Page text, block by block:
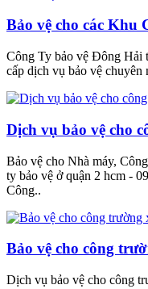
Bảo vệ cho các Khu
Công Ty bảo vệ Đông Hải
cấp dịch vụ bảo vệ
Dịch vụ bảo vệ cho
Bảo vệ cho Nhà máy,
ty bảo vệ ở quận 2 hcm -
Công..
Bảo vệ cho công
Dịch vụ bảo vệ cho công